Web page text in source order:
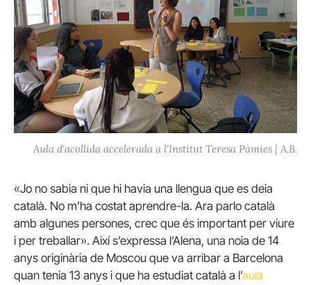
Aula d'acollida accelerada a l'Institut Teresa Pàmies | A.B.
«Jo no sabia ni que hi havia una llengua que es deia
català. No m’ha costat aprendre-la. Ara parlo català
amb algunes persones, crec que és important per viure
i per treballar». Així s’expressa l’Alena, una noia de 14
anys originària de Moscou que va arribar a Barcelona
quan tenia 13 anys i que ha estudiat català a l’aula